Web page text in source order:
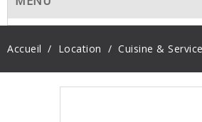
Accueil Location Cuisine & Service